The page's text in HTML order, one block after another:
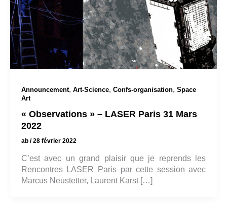
Announcement, Art-Science, Confs-organisation, Space
Art
« Observations » – LASER Paris 31 Mars
2022
ab /28 février 2022
C’est avec un grand plaisir que je reprends les
Rencontres LASER Paris par cette session avec
Marcus Neustetter, Laurent Karst […]